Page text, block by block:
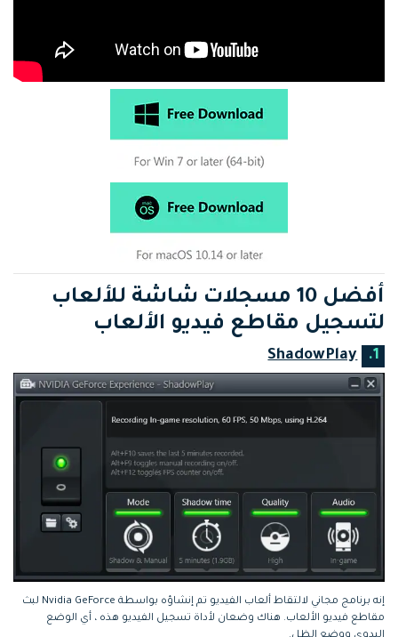
أفضل 10 مسجلات شاشة للألعاب
لتسجيل مقاطع فيديو الألعاب
1.
ShadowPlay
إنه برنامج مجاني لالتقاط ألعاب الفيديو تم إنشاؤه بواسطة Nvidia GeForce لبث
مقاطع فيديو الألعاب. هناك وضعان لأداة تسجيل الفيديو هذه ، أي الوضع